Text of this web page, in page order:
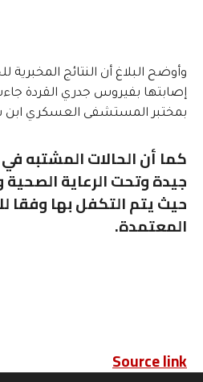
وأوضح البلاغ أن النتائج المخبرية
إصابتها بفيروس جدري القردة
بمختبر المستشفى العسكري ابن
كما أن الحالات المشتبه
جيدة وتحت الرعاية الصحية
حيث يتم التكفل بها وفقا
المعتمدة.
Source link